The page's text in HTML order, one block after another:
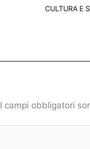
CULTURA E
I campi obbligatori